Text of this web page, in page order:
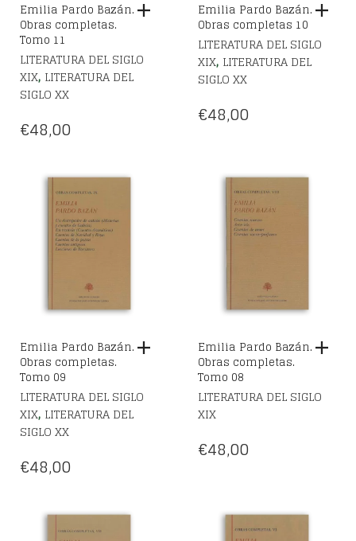
Emilia Pardo Bazán.
Obras completas.
Tomo 11
LITERATURA DEL SIGLO
XIX, LITERATURA DEL
SIGLO XX
€48,00
Emilia Pardo Bazán.
Obras completas 10
LITERATURA DEL SIGLO
XIX, LITERATURA DEL
SIGLO XX
€48,00
Emilia Pardo Bazán.
Obras completas.
Tomo 09
LITERATURA DEL SIGLO
XIX, LITERATURA DEL
SIGLO XX
€48,00
Emilia Pardo Bazán.
Obras completas.
Tomo 08
LITERATURA DEL SIGLO
XIX
€48,00